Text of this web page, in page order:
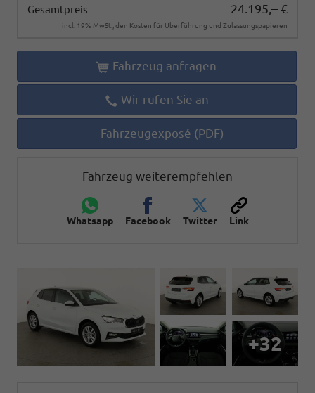
Gesamtpreis 24.195,– €
incl. 19% MwSt., den Kosten für Überführung und Zulassungspapieren
Fahrzeug anfragen
Wir rufen Sie an
Fahrzeugexposé (PDF)
Fahrzeug weiterempfehlen
Whatsapp Facebook Twitter Link
+32